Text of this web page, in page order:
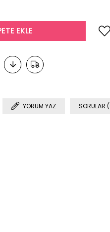
YORUM YAZ SORULAR